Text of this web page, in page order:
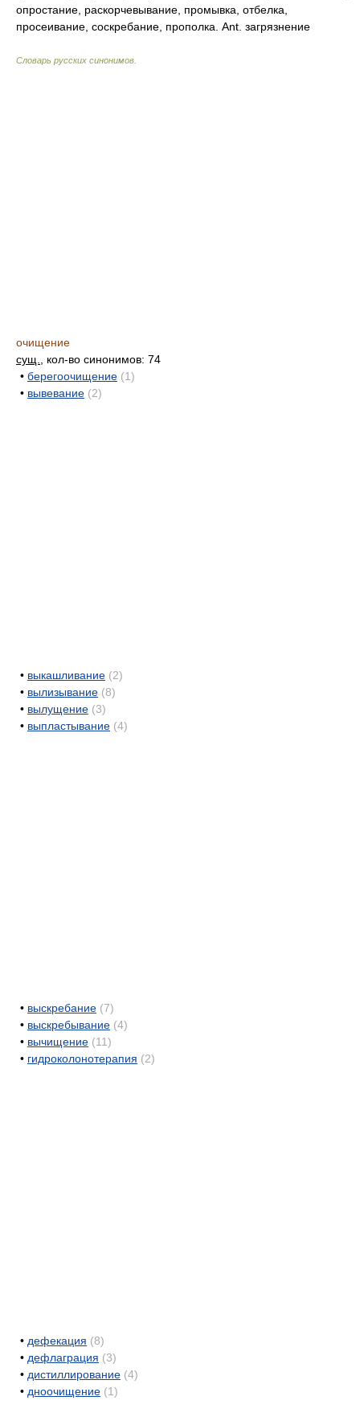
опростание, раскорчевывание, промывка, отбелка,
просеивание, соскребание, прополка. Ant. загрязнение
Словарь русских синонимов
очищение
сущ.
, кол-во синонимов: 74
• берегоочищение (1)
• вывевание (2)
• выкашливание (2)
• вылизывание (8)
• вылущение (3)
• выпластывание (4)
• выскребание (7)
• выскребывание (4)
• вычищение (11)
• гидроколонотерапия (2)
• дефекация (8)
• дефлаграция (3)
• дистиллирование (4)
• дноочищение (1)